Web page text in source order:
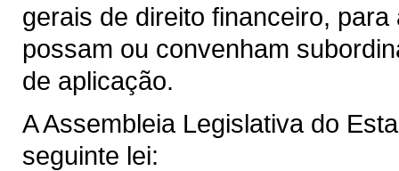
gerais de direito financeiro,
possam ou convenham
de aplicação.
A Assembleia Legislativa do
seguinte lei: